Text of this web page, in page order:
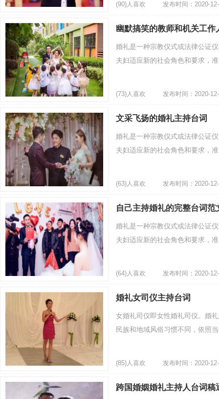
(90)人喜欢 发布时间：2020-
幽默搞笑的教师和机关工作
婚礼是一种宗教仪式或法律公证
夫妇适应新的社会角色和要求，
(73)人喜欢 发布时间：2020-
文采飞扬的婚礼主持台词
婚礼是一种宗教仪式或法律公证
夫妇适应新的社会角色和要求，
(63)人喜欢 发布时间：2020-
自己主持婚礼的完整台词范
婚礼是一种宗教仪式或法律公证
夫妇适应新的社会角色和要求，
(64)人喜欢 发布时间：2020-
婚礼女司仪主持台词
女婚礼司仪即女性婚礼司仪。婚
民族和地域风俗习惯不同，依照
(85)人喜欢 发布时间：2020-
跨国婚姻婚礼主持人台词稿